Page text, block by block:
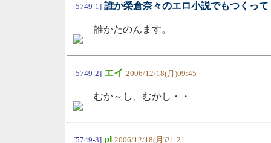
[5749-1] 誰か榮倉奈々のエロ小説でもつくって
誰かたのんます。
[5749-2] エイ 2006/12/18(月)09:45
むか～し、むかし・・
[5749-3] pl 2006/12/18(月)21:21